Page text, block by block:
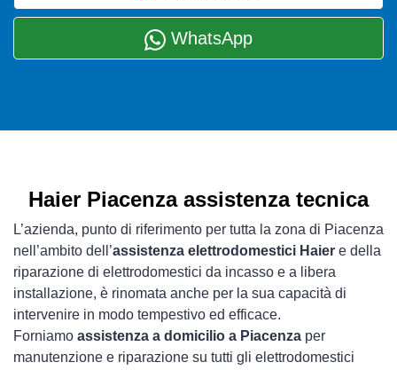
WhatsApp
Haier Piacenza assistenza tecnica
L’azienda, punto di riferimento per tutta la zona di Piacenza
nell’ambito dell’assistenza elettrodomestici Haier e della
riparazione di elettrodomestici da incasso e a libera
installazione, è rinomata anche per la sua capacità di
intervenire in modo tempestivo ed efficace.
Forniamo assistenza a domicilio a Piacenza per
manutenzione e riparazione su tutti gli elettrodomestici